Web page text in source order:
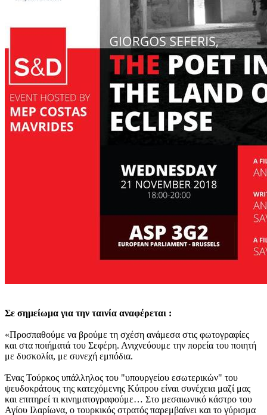
Σε σημείωμα για την ταινία αναφέρεται :
«Προσπαθούμε να βρούμε τη σχέση ανάμεσα στις φωτογραφίες
και στα ποιήματά του Σεφέρη. Ανιχνεύουμε την πορεία του ποιητή
με δυσκολία, με συνεχή εμπόδια.
Ένας Τούρκος υπάλληλος του "υπουργείου εσωτερικών" του
ψευδοκράτους της κατεχόμενης Κύπρου είναι συνέχεια μαζί μας
και επιτηρεί τι κινηματογραφούμε… Στο μεσαιωνικό κάστρο του
Αγίου Ιλαρίωνα, ο τουρκικός στρατός παρεμβαίνει και το γύρισμα